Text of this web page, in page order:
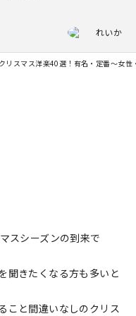
れいか
クリスマス洋楽40選！有名・定番〜女
スシーズンの到来で
聞きたくなる方も多いと
こと間違いなしのクリス